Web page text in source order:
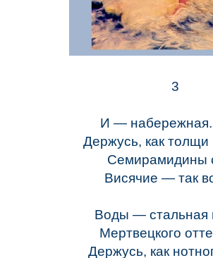
3
И —
Держусь, как толщи
Семирамидины
Висячие — так
Воды — стальная
Мертвецкого
Держусь, как